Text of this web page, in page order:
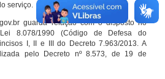
serviço.
guarda relação com o disposto no
8.078/1990 (Código de Defesa do
I, II e III do Decreto 7.963/2013. A
pelo Decreto nº 8.573, de 19 de